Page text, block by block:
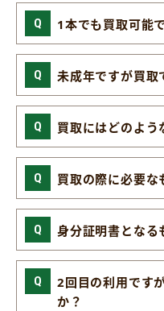
1本でも買取可能
未成年ですが買取
買取にはどのよう
買取の際に必要な
身分証明書となる
2回目の利用です
か？